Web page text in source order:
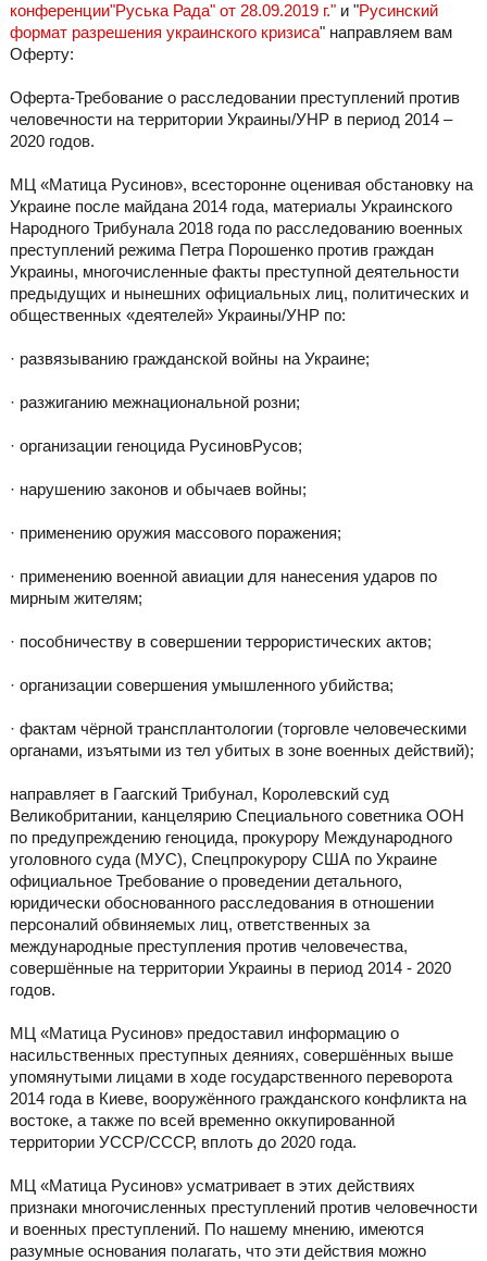
конференции"Руська Рада" от 28.09.2019 г."и "Русинский
формат разрешения украинского кризиса" направляем вам
Оферту:
Оферта-Требование о расследовании преступлений против
человечности на территории Украины/УНР в период 2014 –
2020 годов.
МЦ «Матица Русинов», всесторонне оценивая обстановку на
Украине после майдана 2014 года, материалы Украинского
Народного Трибунала 2018 года по расследованию военных
преступлений режима Петра Порошенко против граждан
Украины, многочисленные факты преступной деятельности
предыдущих и нынешних официальных лиц, политических и
общественных «деятелей» Украины/УНР по:
· развязыванию гражданской войны на Украине;
· разжиганию межнациональной розни;
· организации геноцида РусиновРусов;
· нарушению законов и обычаев войны;
· применению оружия массового поражения;
· применению военной авиации для нанесения ударов по
мирным жителям;
· пособничеству в совершении террористических актов;
· организации совершения умышленного убийства;
· фактам чёрной трансплантологии (торговле человеческими
органами, изъятыми из тел убитых в зоне военных действий);
направляет в Гаагский Трибунал, Королевский суд
Великобритании, канцелярию Специального советника ООН
по предупреждению геноцида, прокурору Международного
уголовного суда (МУС), Спецпрокурору США по Украине
официальное Требование о проведении детального,
юридически обоснованного расследования в отношении
персоналий обвиняемых лиц, ответственных за
международные преступления против человечества,
совершённые на территории Украины в период 2014 - 2020
годов.
МЦ «Матица Русинов» предоставил информацию о
насильственных преступных деяниях, совершённых выше
упомянутыми лицами в ходе государственного переворота
2014 года в Киеве, вооружённого гражданского конфликта на
востоке, а также по всей временно оккупированной
территории УССР/СССР, вплоть до 2020 года.
МЦ «Матица Русинов» усматривает в этих действиях
признаки многочисленных преступлений против человечности
и военных преступлений. По нашему мнению, имеются
разумные основания полагать, что эти действия можно